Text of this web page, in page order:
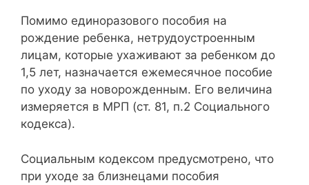
Помимо единоразового пособия на
рождение ребенка, нетрудоустроенным
лицам, которые ухаживают за ребенком до
1,5 лет, назначается ежемесячное пособие
по уходу за новорожденным. Его величина
измеряется в МРП (ст. 81, п.2 Социального
кодекса).
Социальным кодексом предусмотрено, что
при уходе за близнецами пособия